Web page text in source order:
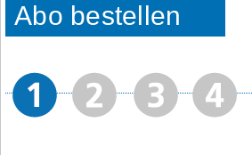
Abo bestellen